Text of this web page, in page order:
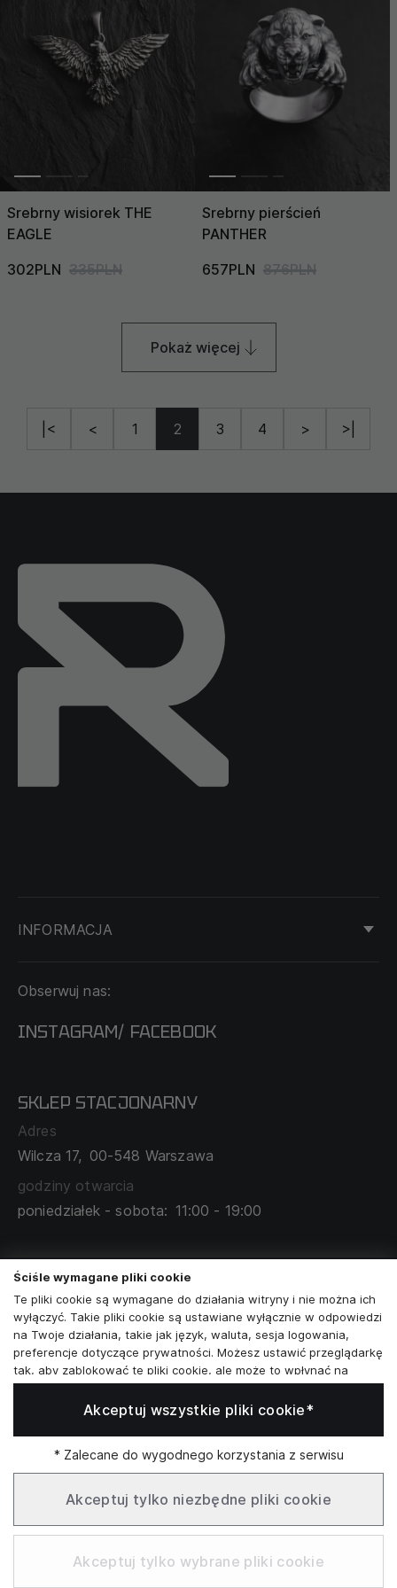
Srebrny wisiorek THE
EAGLE
302PLN 335PLN
Srebrny pierścień
PANTHER
657PLN 876PLN
Pokaż więcej
|< < 1 2 3 4 > >|
INFORMACJA
DOSTAWA I PŁATNOŚĆ
O NAS
MAPA SERWISU
ZAMÓWIENIA KORPORACYJNE
WSPÓŁPRACA Z PARTNERAMI
Obserwuj nas:
INSTAGRAM/ FACEBOOK
SKLEP STACJONARNY
Adres
Wilcza 17, 00-548 Warszawa
godziny otwarcia
poniedziałek - sobota: 11:00 - 19:00
Skontaktuj się z nami
+48573581161
info@reytel.pl
Skontaktuj się z nami:
Whatsapp
Infolinia: Pn–Pt 09:00–17:00
Ściśle wymagane pliki cookie
Te pliki cookie są wymagane do działania witryny i nie można ich
wyłączyć. Takie pliki cookie są ustawiane wyłącznie w odpowiedzi
na Twoje działania, takie jak język, waluta, sesja logowania,
preferencje dotyczące prywatności. Możesz ustawić przeglądarkę
tak, aby zablokować te pliki cookie, ale może to wpłynąć na
sposób działania naszej witryny.
Analizy i statystyki
Marketing i retargeting
Te pliki cookie są zwykle ustawiane przez naszych partnerów
marketingowych i reklamowych. Mogą być przez nich
wykorzystywane do tworzenia profilu Twoich zainteresowań, a
następnie wyświetlania odpowiednich reklam. Jeśli nie zezwolisz
Twoich interesów.
Akceptuj wszystkie pliki cookie*
* Zalecane do wygodnego korzystania z serwisu
Akceptuj tylko niezbędne pliki cookie
Akceptuj tylko wybrane pliki cookie